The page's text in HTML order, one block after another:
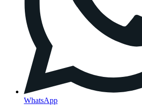
WhatsApp